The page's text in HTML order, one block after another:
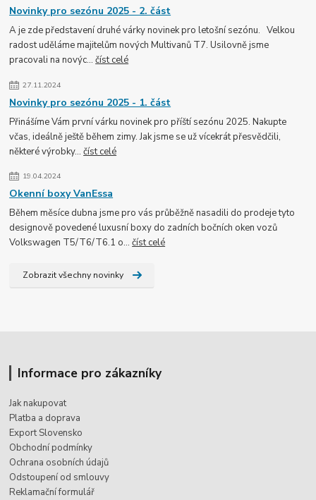
Novinky pro sezónu 2025 - 2. část
A je zde představení druhé várky novinek pro letošní sezónu. Velkou
radost uděláme majitelům nových Multivanů T7. Usilovně jsme
pracovali na novýc...číst celé
27.11.2024
Novinky pro sezónu 2025 - 1. část
Přinášíme Vám první várku novinek pro příští sezónu 2025. Nakupte
včas, ideálně ještě během zimy. Jak jsme se už vícekrát přesvědčili,
některé výrobky...číst celé
19.04.2024
Okenní boxy VanEssa
Během měsíce dubna jsme pro vás průběžně nasadili do prodeje tyto
designově povedené luxusní boxy do zadních bočních oken vozů
Volkswagen T5/T6/T6.1 o...číst celé
Zobrazit všechny novinky
Informace pro zákazníky
Jak nakupovat
Platba a doprava
Export Slovensko
Obchodní podmínky
Ochrana osobních údajů
Odstoupení od smlouvy
Reklamační formulář